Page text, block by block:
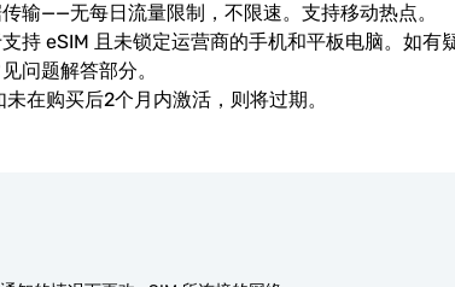
输——无每日流量限制，不限速。支持移动热点。
持 eSIM 且未锁定运营商的手机和平板电脑。如有
问题解答部分。
未在购买后2个月内激活，则将过期。